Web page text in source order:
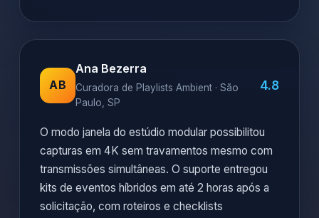
AB
Ana Bezerra
Curadora de Playlists Ambient · São
Paulo, SP
4.8
O modo janela do estúdio modular possibilitou
capturas em 4K sem travamentos mesmo com
transmissões simultâneas. O suporte entregou
kits de eventos híbridos em até 2 horas após a
solicitação, com roteiros e checklists